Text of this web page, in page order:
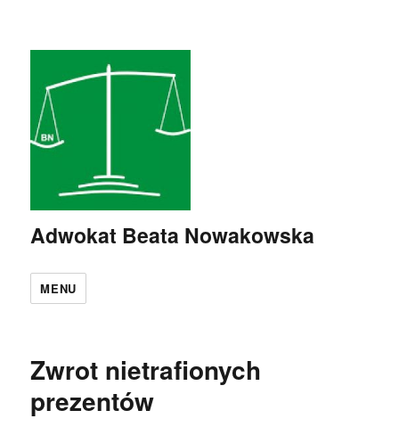
Adwokat Beata Nowakowska
MENU
Zwrot nietrafionych
prezentów